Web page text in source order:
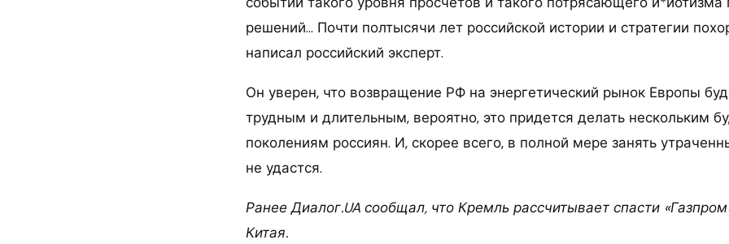
решений… Почти полтысячи лет российской истории и стратегии
написал российский эксперт.
Он уверен, что возвращение РФ на энергетический рынок Европы
трудным и длительным, вероятно, это придется делать нескольким
поколениям россиян. И, скорее всего, в полной мере занять
не удастся.
Ранее Диалог.UA сообщал, что Кремль рассчитывает спасти
Китая.